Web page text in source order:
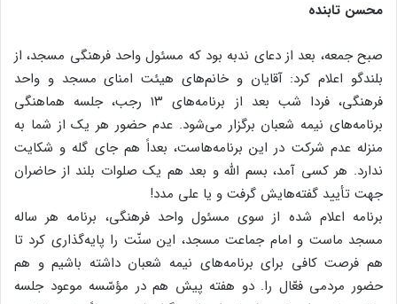
محسن تابنده
صبح جمعه، بعد از دعای ندبه بود که مسئول واحد فرهنگی مسجد، از
بلندگو اعلام کرد: آقایان و خانم‌های هیئت امنای مسجد و واحد
فرهنگی، فردا شب بعد از برنامه‌های ۱۳ رجب، جلسه هماهنگی
برنامه‌های نیمه شعبان برگزار می‌شود. عدم حضور هر یک از شما به
منزله عدم شرکت در این برنامه‌هاست، بعداً هم جای گله و شکایت
ندارد. هر کسی آمد، بسم الله و بعد هم یک صلوات بلند از حاضران
جهت تأیید گفته‌هایش گرفت و یا علی مدد!
برنامه اعلام شده از سوی مسئول واحد فرهنگی، برنامه هر ساله
مسجد ماست و امام جماعت مسجد، این سنّت را پایه‌گذاری کرد تا
هم فرصت کافی برای برنامه‌های نیمه شعبان داشته باشیم و هم
حضور مردمی فعّال را. دو هفته پیش هم در مؤسّسه موعود جلسه